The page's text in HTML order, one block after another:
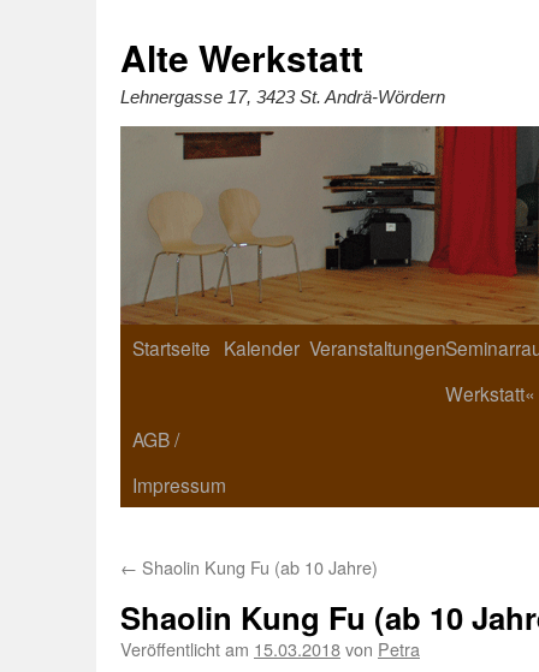
Alte Werkstatt
Lehnergasse 17, 3423 St. Andrä-Wördern
Startseite Kalender Veranstaltungen
Werkstatt«
AGB /
Impressum
← Shaolin Kung Fu (ab 10 Jahre)
Shaolin Kung Fu (ab 10
Veröffentlicht am 15.03.2018von Petra